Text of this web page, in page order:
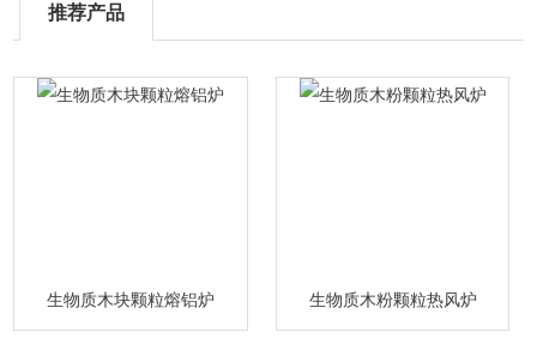
推荐产品
生物质木块颗粒熔铝炉 生物质木粉颗粒热风炉